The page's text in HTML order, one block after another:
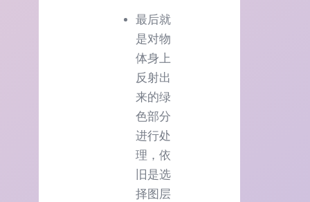
最后就
是对物
体身上
反射出
来的绿
色部分
进行处
理，依
旧是选
择图层